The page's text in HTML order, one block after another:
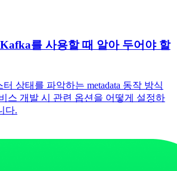
를 사용할 때 알아 두어야 할
상태를 파악하는 metadata 동작 방식
스 개발 시 관련 옵션을 어떻게 설정하
다.